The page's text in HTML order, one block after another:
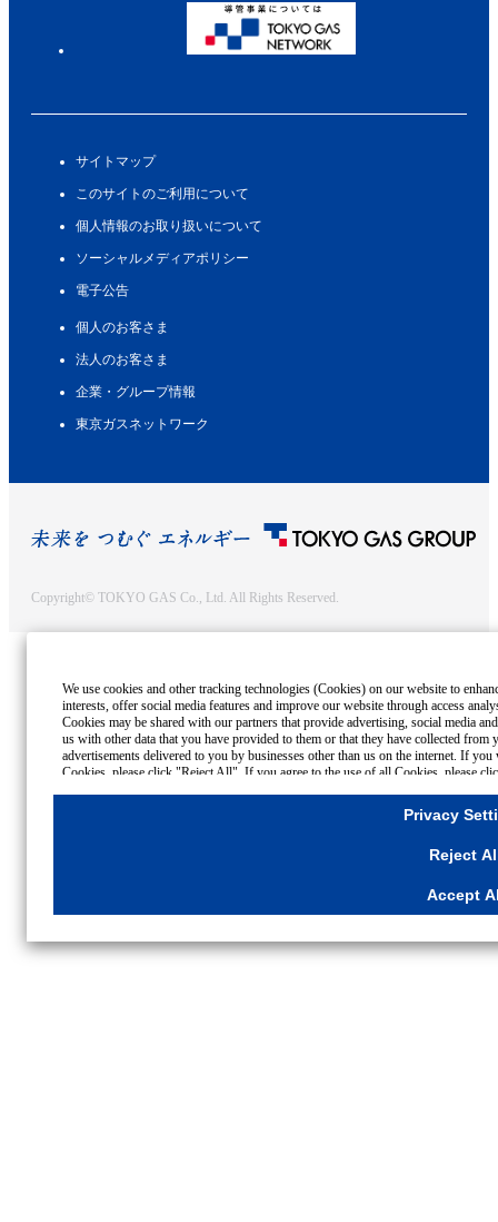
サイトマップ
このサイトのご利用について
個人情報のお取り扱いについて
ソーシャルメディアポリシー
電子公告
個人のお客さま
法人のお客さま
企業・グループ情報
東京ガスネットワーク
Copyright© TOKYO GAS Co., Ltd. All Rights Reserved.
We use cookies and other tracking technologies (Cookies) on our website to
interests, offer social media features and improve our website through access
Cookies may be shared with our partners that provide advertising, social media
us with other data that you have provided to them or that they have collected
advertisements delivered to you by businesses other than us on the internet. If
Cookies, please click "Reject All". If you agree to the use of all Cookies, please
Privacy
Reject
Accept